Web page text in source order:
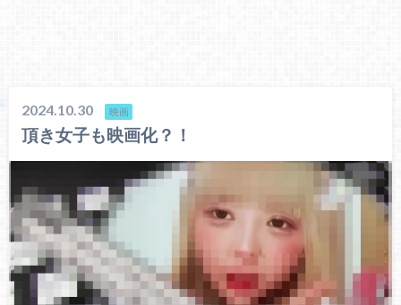
2024.10.30 映画
頂き女子も映画化？！